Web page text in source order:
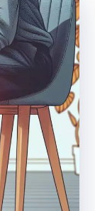
крові) - від
не
та
них
фахівця.